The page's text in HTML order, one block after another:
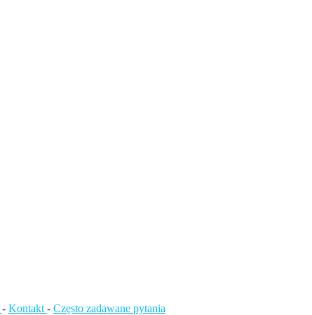
- Kontakt - Często zadawane pytania